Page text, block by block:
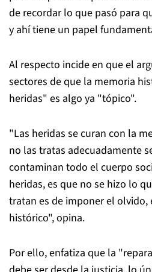
de recordar lo que pasó para
y ahí tiene un papel
Al respecto incide en que el
sectores de que la memoria
heridas" es algo ya "tópico".
"Las heridas se curan con la
no las tratas adecuadamente
contaminan todo el cuerpo
heridas, es que no se hizo lo
tratan es de imponer el olvido,
histórico", opina.
Por ello, enfatiza que la